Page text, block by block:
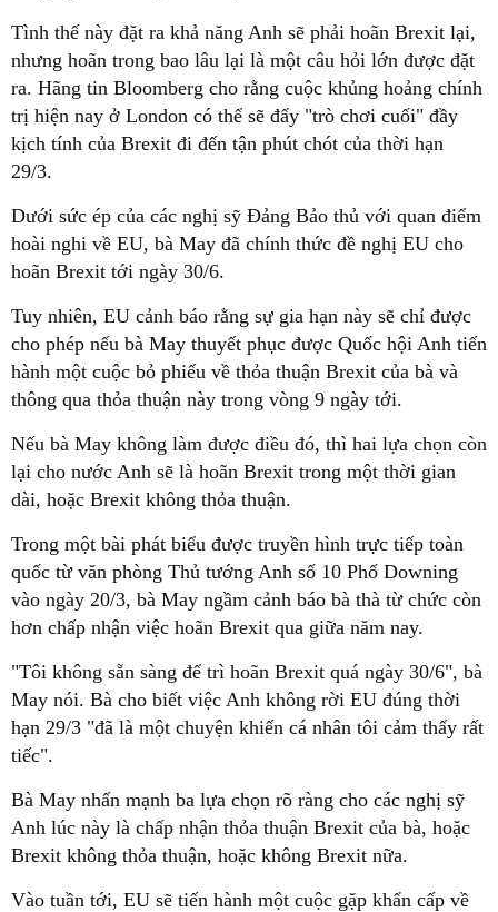
Tình thế này đặt ra khả năng Anh sẽ phải hoãn Brexit lại,
nhưng hoãn trong bao lâu lại là một câu hỏi lớn được đặt
ra. Hãng tin Bloomberg cho rằng cuộc khủng hoảng chính
trị hiện nay ở London có thể sẽ đẩy "trò chơi cuối" đầy
kịch tính của Brexit đi đến tận phút chót của thời hạn
29/3.
Dưới sức ép của các nghị sỹ Đảng Bảo thủ với quan điểm
hoài nghi về EU, bà May đã chính thức đề nghị EU cho
hoãn Brexit tới ngày 30/6.
Tuy nhiên, EU cảnh báo rằng sự gia hạn này sẽ chỉ được
cho phép nếu bà May thuyết phục được Quốc hội Anh tiến
hành một cuộc bỏ phiếu về thỏa thuận Brexit của bà và
thông qua thỏa thuận này trong vòng 9 ngày tới.
Nếu bà May không làm được điều đó, thì hai lựa chọn còn
lại cho nước Anh sẽ là hoãn Brexit trong một thời gian
dài, hoặc Brexit không thỏa thuận.
Trong một bài phát biểu được truyền hình trực tiếp toàn
quốc từ văn phòng Thủ tướng Anh số 10 Phố Downing
vào ngày 20/3, bà May ngầm cảnh báo bà thà từ chức còn
hơn chấp nhận việc hoãn Brexit qua giữa năm nay.
"Tôi không sẵn sàng để trì hoãn Brexit quá ngày 30/6", bà
May nói. Bà cho biết việc Anh không rời EU đúng thời
hạn 29/3 "đã là một chuyện khiến cá nhân tôi cảm thấy rất
tiếc".
Bà May nhấn mạnh ba lựa chọn rõ ràng cho các nghị sỹ
Anh lúc này là chấp nhận thỏa thuận Brexit của bà, hoặc
Brexit không thỏa thuận, hoặc không Brexit nữa.
Vào tuần tới, EU sẽ tiến hành một cuộc gặp khẩn cấp về